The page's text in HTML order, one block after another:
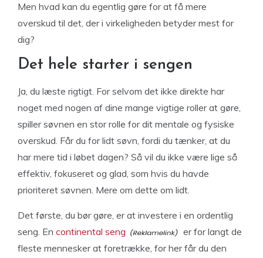
Men hvad kan du egentlig gøre for at få mere
overskud til det, der i virkeligheden betyder mest for
dig?
Det hele starter i sengen
Ja, du læste rigtigt. For selvom det ikke direkte har
noget med nogen af dine mange vigtige roller at gøre,
spiller søvnen en stor rolle for dit mentale og fysiske
overskud. Får du for lidt søvn, fordi du tænker, at du
har mere tid i løbet dagen? Så vil du ikke være lige så
effektiv, fokuseret og glad, som hvis du havde
prioriteret søvnen. Mere om dette om lidt.
Det første, du bør gøre, er at investere i en ordentlig
seng. En continental seng
er for langt de
fleste mennesker at foretrække, for her får du den